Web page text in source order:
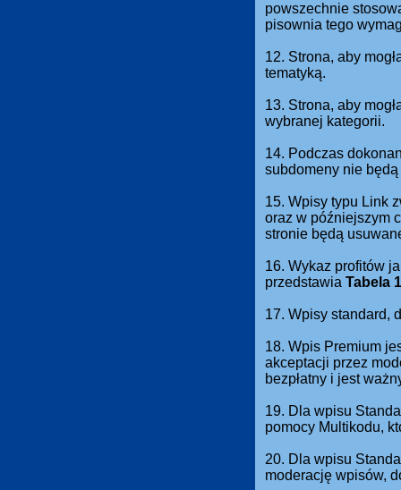
powszechnie
pisownia tego
12. Strona, aby
tematyką.
13. Strona, aby
wybranej kategorii.
14. Podczas
subdomeny nie
15. Wpisy typu Link
oraz w późniejszym
stronie będą
16. Wykaz profitów
przedstawia Tabela 1
17. Wpisy standard,
18. Wpis Premium
akceptacji przez
bezpłatny i jest
19. Dla wpisu
pomocy Multikodu,
20. Dla wpisu
moderację wpisów,